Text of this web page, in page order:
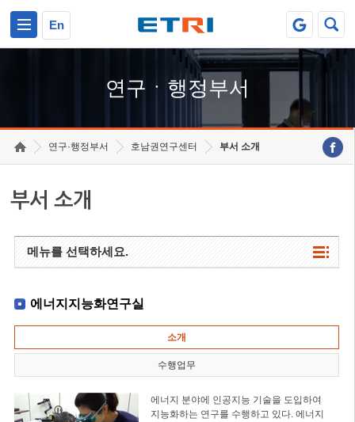
En
연구ㆍ행정부서
연구·행정부서 호남권연구센터 부서 소개
부서 소개
메뉴를 선택하세요.
에너지지능화연구실
소개
수행업무
에너지 분야에 인공지능 기술을 도입하여
지능화하는 연구를 수행하고 있다. 에너지